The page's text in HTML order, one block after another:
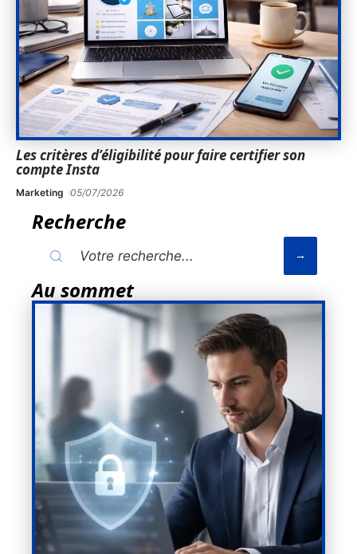
Les critères d’éligibilité pour faire certifier son
compte Insta
Marketing 05/07/2026
Recherche
Au sommet